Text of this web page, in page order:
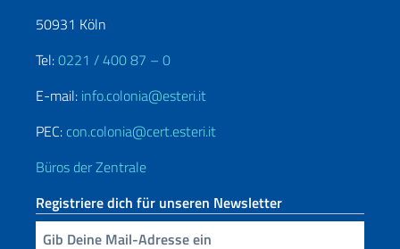
50931 Köln
Tel:0221 / 400 87 – 0
E-mail: info.colonia@esteri.it
PEC: con.colonia@cert.esteri.it
Büros der Zentrale
Registriere dich für unseren Newsletter
Geben Sie Ihre E-Mail ein